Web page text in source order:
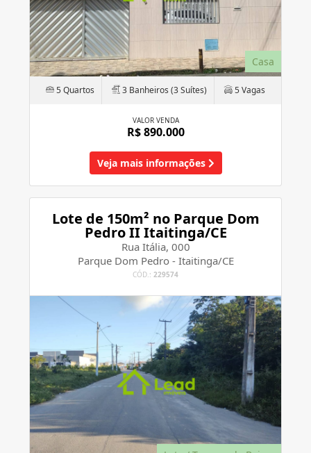
Casa
5 Quartos 3 Banheiros (3 Suítes) 5 Vagas
VALOR VENDA
R$ 890.000
Veja mais informações
Lote de 150m² no Parque Dom
Pedro II Itaitinga/CE
Rua Itália, 000
Parque Dom Pedro - Itaitinga/CE
CÓD.: 229574